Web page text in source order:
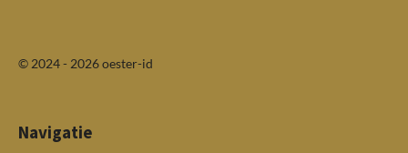
© 2024 - 2026 oester-id
Navigatie